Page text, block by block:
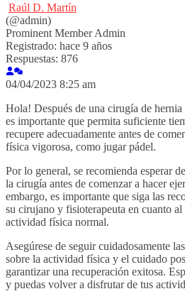
Raúl D. Martín
(@admin)
Prominent Member Admin
Registrado: hace 9 años
Respuestas: 876
04/04/2023 8:25 am
Hola! Después de una cirugía de
es importante que permita suficiente
recupere adecuadamente antes de
física vigorosa, como jugar pádel.
Por lo general, se recomienda esperar
la cirugía antes de comenzar a hacer
embargo, es importante que siga las
su cirujano y fisioterapeuta en cuanto
actividad física normal.
Asegúrese de seguir cuidadosamente
sobre la actividad física y el cuidado
garantizar una recuperación exitosa.
y puedas volver a disfrutar de tus